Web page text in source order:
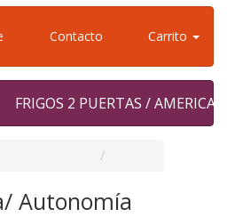
Contacto Carrito
FRIGOS 2 PUERTAS /
Autonomía